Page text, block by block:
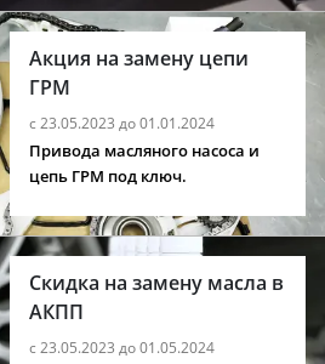
Акция на замену цепи
ГРМ
с 23.05.2023 до 01.01.2024
Привода масляного насоса и
цепь ГРМ под ключ.
Скидка на замену масла в
АКПП
с 23.05.2023 до 01.05.2024